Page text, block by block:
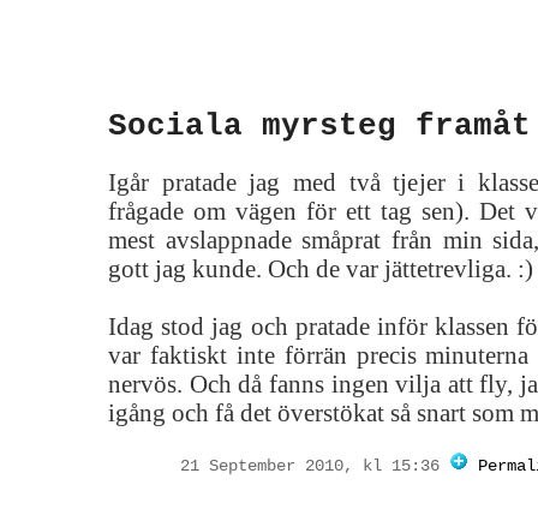
Sociala myrsteg framåt
Igår pratade jag med två tjejer i
frågade om vägen för ett tag sen). Det
mest avslappnade småprat från min
gott jag kunde. Och de var jättetrevliga. :)
Idag stod jag och pratade inför klassen
var faktiskt inte förrän precis
nervös. Och då fanns ingen vilja att fly,
igång och få det överstökat så snart som
21 September 2010, kl 15:36